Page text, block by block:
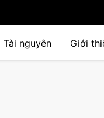
Tài nguyên Giới